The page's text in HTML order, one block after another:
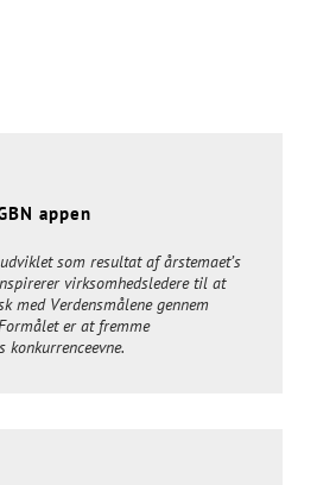
appen
som resultat af årstemaet’s
virksomhedsledere til at
med Verdensmålene gennem
er at fremme
konkurrenceevne.